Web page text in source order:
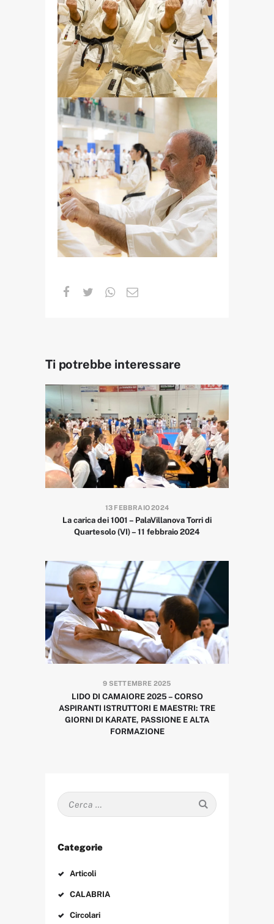
Ti potrebbe interessare
13 FEBBRAIO 2024
La carica dei 1001 – PalaVillanova Torri di
Quartesolo (VI) – 11 febbraio 2024
9 SETTEMBRE 2025
LIDO DI CAMAIORE 2025 – CORSO
ASPIRANTI ISTRUTTORI E MAESTRI: TRE
GIORNI DI KARATE, PASSIONE E ALTA
FORMAZIONE
Ricerca
per:
Categorie
Articoli
CALABRIA
Circolari